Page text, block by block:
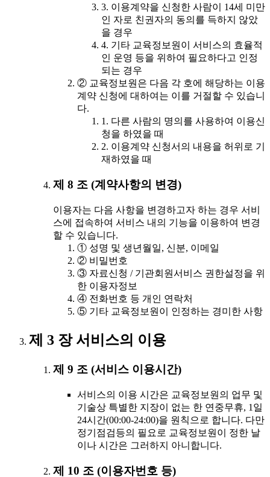
3. 이용계약을 신청한 사람이 14세 미만
인 자로 친권자의 동의를 득하지 않았
을 경우
4. 기타 교육정보원이 서비스의 효율적
인 운영 등을 위하여 필요하다고 인정
되는 경우
② 교육정보원은 다음 각 호에 해당하는 이용
계약 신청에 대하여는 이를 거절할 수 있습니
다.
1. 다른 사람의 명의를 사용하여 이용신
청을 하였을 때
2. 이용계약 신청서의 내용을 허위로 기
재하였을 때
제 8 조 (계약사항의 변경)
이용자는 다음 사항을 변경하고자 하는 경우 서비
스에 접속하여 서비스 내의 기능을 이용하여 변경
할 수 있습니다.
① 성명 및 생년월일, 신분, 이메일
② 비밀번호
③ 자료신청 / 기관회원서비스 권한설정을 위
한 이용자정보
④ 전화번호 등 개인 연락처
⑤ 기타 교육정보원이 인정하는 경미한 사항
제 3 장 서비스의 이용
제 9 조 (서비스 이용시간)
서비스의 이용 시간은 교육정보원의 업무 및
기술상 특별한 지장이 없는 한 연중무휴, 1일
24시간(00:00-24:00)을 원칙으로 합니다. 다만
정기점검등의 필요로 교육정보원이 정한 날
이나 시간은 그러하지 아니합니다.
제 10 조 (이용자번호 등)